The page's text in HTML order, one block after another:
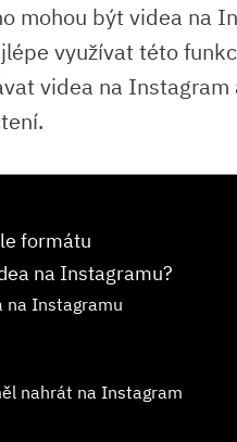
mohou být videa na
využívat této
videa na
formátu
na Instagramu?
na Instagramu
nahrát na Instagram